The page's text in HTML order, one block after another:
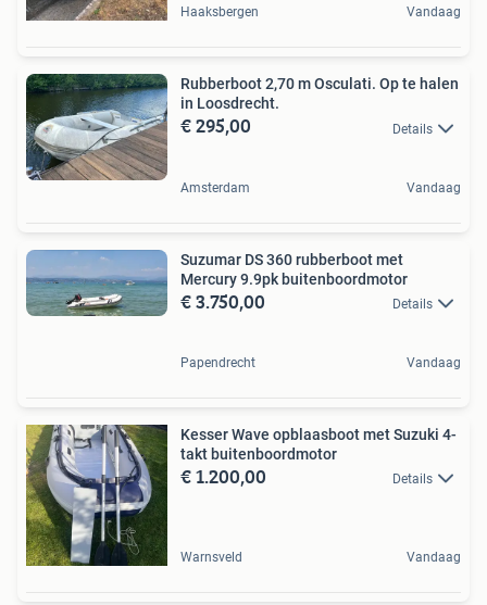
Haaksbergen Vandaag
Rubberboot 2,70 m Osculati. Op te halen
in Loosdrecht.
€ 295,00 Details
Amsterdam Vandaag
Suzumar DS 360 rubberboot met
Mercury 9.9pk buitenboordmotor
€ 3.750,00 Details
Papendrecht Vandaag
Kesser Wave opblaasboot met Suzuki 4-
takt buitenboordmotor
€ 1.200,00 Details
Warnsveld Vandaag